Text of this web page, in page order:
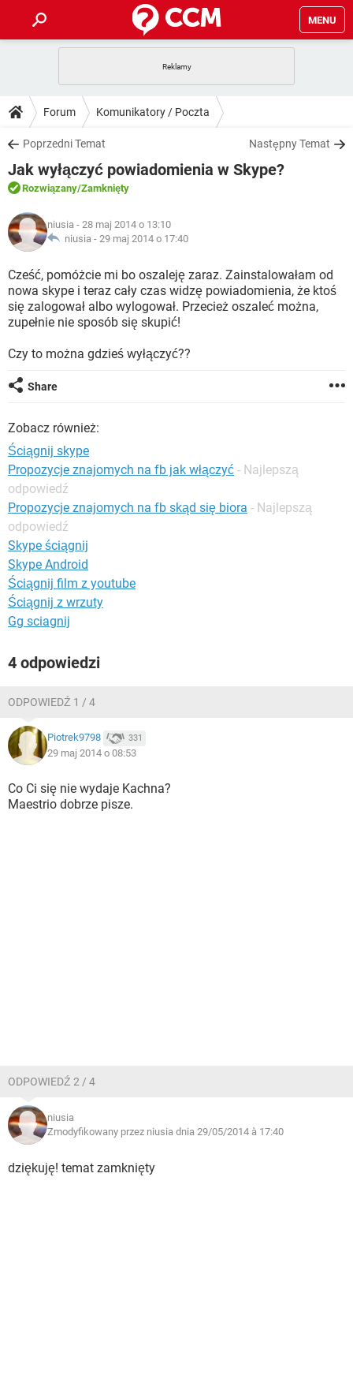
MENU
GRY WHATSAPP
SPOTIFY
INSTAGRAM FACEBOOK
WINDOWS 10
PORADY
PlayStation TIKTOK
SPOTIFY
INSTAGRAM
WINDOWS 10
DO POBRANIA
ANDROID TIKTOK
GRY
IOS
INSTAGRAM
WINDOWS 10
FORUM
COVID-19
GRY
INSTAGRAM FACEBOOK
WINDOWS 10
ARTYKUŁY
COVID-19
GRY WHATSAPP
SPOTIFY NETFLIX
INSTAGRAM
WINDOWS 10
Forum Komunikatory / Poczta
Poprzedni Temat Następny Temat
Jak wyłączyć powiadomienia w Skype?
Rozwiązany/Zamknięty
niusia - 28 maj 2014 o 13:10
niusia - 29 maj 2014 o 17:40
Cześć, pomóżcie mi bo oszaleję zaraz. Zainstalowałam od
nowa skype i teraz cały czas widzę powiadomienia, że ktoś
się zalogował albo wylogował. Przecież oszaleć można,
zupełnie nie sposób się skupić!
Czy to można gdzieś wyłączyć??
Share
Zobacz również:
Ściągnij skype
Propozycje znajomych na fb jak włączyć - Najlepszą
odpowiedź
Propozycje znajomych na fb skąd się biora - Najlepszą
odpowiedź
Skype ściągnij
Skype Android
Ściągnij film z youtube
Ściągnij z wrzuty
Gg sciagnij
4 odpowiedzi
ODPOWIEDŹ 1 / 4
Piotrek9798 331
29 maj 2014 o 08:53
Co Ci się nie wydaje Kachna?
Maestrio dobrze pisze.
ODPOWIEDŹ 2 / 4
niusia
Zmodyfikowany przez niusia dnia 29/05/2014 à 17:40
dziękuję! temat zamknięty